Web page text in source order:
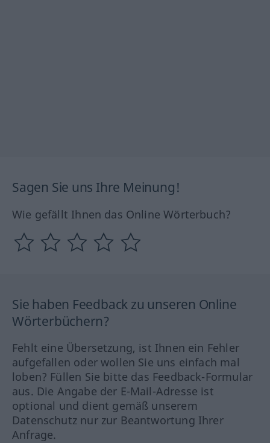
Sagen Sie uns Ihre Meinung!
Wie gefällt Ihnen das Online Wörterbuch?
Sie haben Feedback zu unseren Online
Wörterbüchern?
Fehlt eine Übersetzung, ist Ihnen ein Fehler
aufgefallen oder wollen Sie uns einfach mal
loben? Füllen Sie bitte das Feedback-Formular
aus. Die Angabe der E-Mail-Adresse ist
optional und dient gemäß unserem
Datenschutz nur zur Beantwortung Ihrer
Anfrage.